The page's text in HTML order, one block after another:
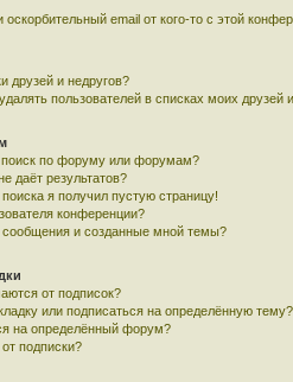
email от кого-то с этой
друзей и недругов?
пользователей в списках моих друзей
поиск по форуму или форумам?
даёт результатов?
я получил пустую страницу!
конференции?
сообщения и созданные мной темы?
от подписок?
или подписаться на определённую тему?
на определённый форум?
подписки?